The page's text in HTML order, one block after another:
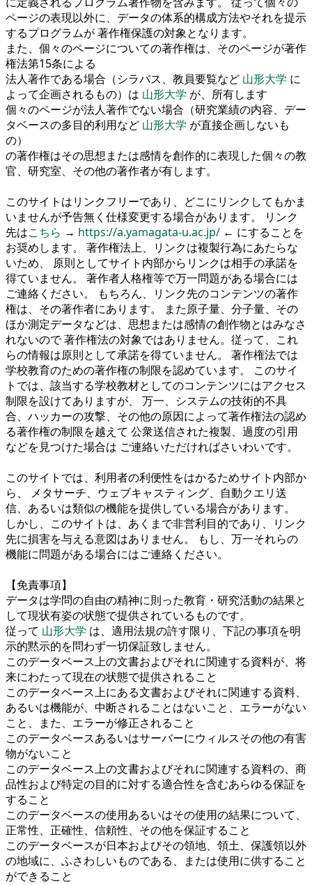
ページの表現以外に、データの体系的構成方法やそれを提示
するプログラムが 著作権保護の対象となります。
また、個々のページについての著作権は、そのページが著作
権法第15条による
法人著作である場合（シラバス、教員要覧など 山形大学 に
よって企画されるもの）は 山形大学 が、所有します
個々のページが法人著作でない場合（研究業績の内容、デー
タベースの多目的利用など 山形大学 が直接企画しないも
の）
の著作権はその思想または感情を創作的に表現した個々の教
官、研究室、その他の著作者が有します。
このサイトはリンクフリーであり、どこにリンクしてもかま
いませんが予告無く仕様変更する場合があります。 リンク
先はこちら → https://a.yamagata-u.ac.jp/ ← にすることを
お奨めします。 著作権法上、リンクは複製行為にあたらな
いため、 原則としてサイト内部からリンクは相手の承諾を
得ていません。 著作者人格権等で万一問題がある場合には
ご連絡ください。 もちろん、リンク先のコンテンツの著作
権は、その著作者にあります。 また原子量、分子量、その
ほか測定データなどは、思想または感情の創作物とはみなさ
れないので 著作権法の対象ではありません。従って、これ
らの情報は原則として承諾を得ていません。 著作権法では
学校教育のための著作権の制限を認めています。 このサイ
トでは、該当する学校教材としてのコンテンツにはアクセス
制限を設けてありますが、 万一、システムの技術的不具
合、ハッカーの攻撃、その他の原因によって著作権法の認め
る著作権の制限を越えて 公衆送信された複製、過度の引用
などを見つけた場合は ご連絡いただければさいわいです。
このサイトでは、利用者の利便性をはかるためサイト内部か
ら、 メタサーチ、ウェブキャスティング、自動クエリ送
信、あるいは類似の機能を提供している場合があります。
しかし、このサイトは、あくまで非営利目的であり、リンク
先に損害を与える意図はありません。 もし、万一それらの
機能に問題がある場合にはご連絡ください。
【免責事項】
データは学問の自由の精神に則った教育・研究活動の結果と
して現状有姿の状態で提供されているものです。
従って 山形大学 は、適用法規の許す限り、下記の事項を明
示的黙示的を問わず一切保証致しません。
このデータベース上の文書およびそれに関連する資料が、将
来にわたって現在の状態で提供されること
このデータベース上にある文書およびそれに関連する資料、
あるいは機能が、中断されることはないこと、エラーがない
こと、また、エラーが修正されること
このデータベースあるいはサーバーにウィルスその他の有害
物がないこと
このデータベース上の文書およびそれに関連する資料の、商
品性および特定の目的に対する適合性を含むあらゆる保証を
すること
このデータベースの使用あるいはその使用の結果について、
正常性、正確性、信頼性、その他を保証すること
このデータベースが日本およびその領地、領土、保護領以外
の地域に、ふさわしいものである、または使用に供すること
ができること